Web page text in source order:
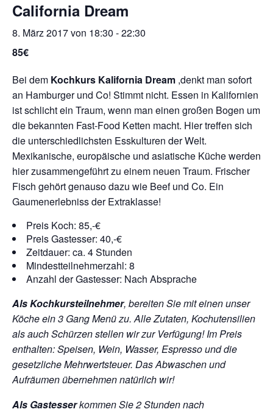
California Dream
8. März 2017 von 18:30 -22:30
85€
Bei dem Kochkurs Kalifornia Dream ,denkt man sofort
an Hamburger und Co! Stimmt nicht. Essen in Kalifornien
ist schlicht ein Traum, wenn man einen großen Bogen um
die bekannten Fast-Food Ketten macht. Hier treffen sich
die unterschiedlichsten Esskulturen der Welt.
Mexikanische, europäische und asiatische Küche werden
hier zusammengeführt zu einem neuen Traum. Frischer
Fisch gehört genauso dazu wie Beef und Co. Ein
Gaumenerlebniss der Extraklasse!
Preis Koch: 85,-€
Preis Gastesser: 40,-€
Zeitdauer: ca. 4 Stunden
Mindestteilnehmerzahl: 8
Anzahl der Gastesser: Nach Absprache
Als Kochkursteilnehmer, bereiten Sie mit einen unser
Köche ein 3 Gang Menü zu. Alle Zutaten, Kochutensilien
als auch Schürzen stellen wir zur Verfügung!Im Preis
enthalten: Speisen, Wein, Wasser, Espresso und die
gesetzliche Mehrwertsteuer. Das Abwaschen und
Aufräumen übernehmen natürlich wir!
Als Gastesserkommen Sie 2 Stunden nach